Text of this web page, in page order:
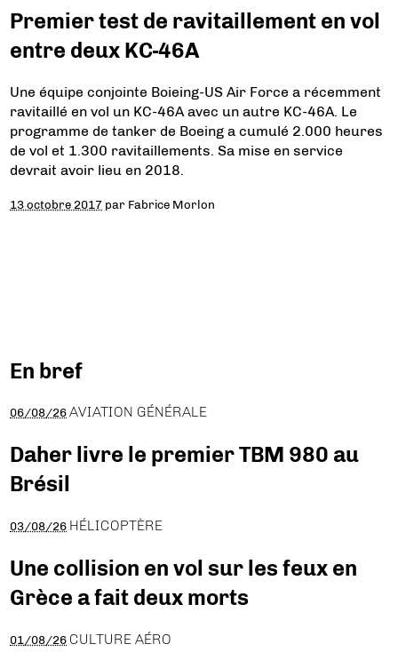
Premier test de ravitaillement en vol
entre deux KC-46A
Une équipe conjointe Boieing-US Air Force a récemment
ravitaillé en vol un KC-46A avec un autre KC-46A. Le
programme de tanker de Boeing a cumulé 2.000 heures
de vol et 1.300 ravitaillements. Sa mise en service
devrait avoir lieu en 2018.
13 octobre 2017 par Fabrice Morlon
En bref
06/08/26 AVIATION GÉNÉRALE
Daher livre le premier TBM 980 au
Brésil
03/08/26 HÉLICOPTÈRE
Une collision en vol sur les feux en
Grèce a fait deux morts
01/08/26 CULTURE AÉRO